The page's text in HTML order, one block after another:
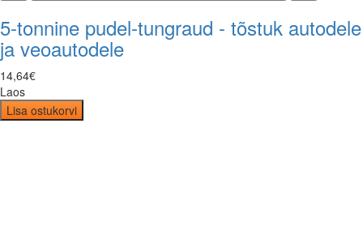
5-tonnine pudel-tungraud - tõstuk autodele
ja veoautodele
14,64€
Laos
Lisa ostukorvi